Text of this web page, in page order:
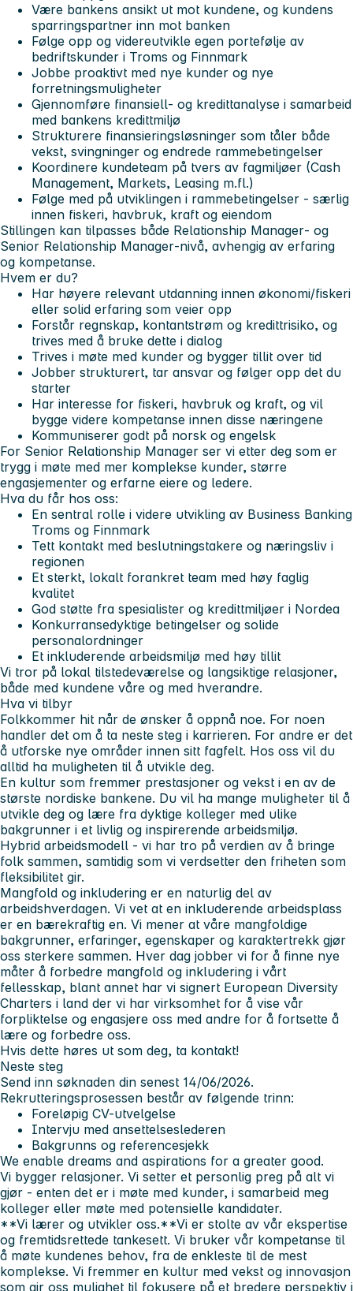
Være bankens ansikt ut mot kundene, og kundens
sparringspartner inn mot banken
Følge opp og videreutvikle egen portefølje av
bedriftskunder i Troms og Finnmark
Jobbe proaktivt med nye kunder og nye
forretningsmuligheter
Gjennomføre finansiell‑ og kredittanalyse i samarbeid
med bankens kredittmiljø
Strukturere finansieringsløsninger som tåler både
vekst, svingninger og endrede rammebetingelser
Koordinere kundeteam på tvers av fagmiljøer (Cash
Management, Markets, Leasing m.fl.)
Følge med på utviklingen i rammebetingelser - særlig
innen fiskeri, havbruk, kraft og eiendom
Stillingen kan tilpasses både Relationship Manager‑ og
Senior Relationship Manager‑nivå, avhengig av erfaring
og kompetanse.
Hvem er du?
Har høyere relevant utdanning innen økonomi/fiskeri
eller solid erfaring som veier opp
Forstår regnskap, kontantstrøm og kredittrisiko, og
trives med å bruke dette i dialog
Trives i møte med kunder og bygger tillit over tid
Jobber strukturert, tar ansvar og følger opp det du
starter
Har interesse for fiskeri, havbruk og kraft, og vil
bygge videre kompetanse innen disse næringene
Kommuniserer godt på norsk og engelsk
For Senior Relationship Manager ser vi etter deg som er
trygg i møte med mer komplekse kunder, større
engasjementer og erfarne eiere og ledere.
Hva du får hos oss:
En sentral rolle i videre utvikling av Business Banking
Troms og Finnmark
Tett kontakt med beslutningstakere og næringsliv i
regionen
Et sterkt, lokalt forankret team med høy faglig
kvalitet
God støtte fra spesialister og kredittmiljøer i Nordea
Konkurransedyktige betingelser og solide
personalordninger
Et inkluderende arbeidsmiljø med høy tillit
Vi tror på lokal tilstedeværelse og langsiktige relasjoner,
både med kundene våre og med hverandre.
Hva vi tilbyr
Folkkommer hit når de ønsker å oppnå noe. For noen
handler det om å ta neste steg i karrieren. For andre er det
å utforske nye områder innen sitt fagfelt. Hos oss vil du
alltid ha muligheten til å utvikle deg.
En kultur som fremmer prestasjoner og vekst i en av de
største nordiske bankene. Du vil ha mange muligheter til å
utvikle deg og lære fra dyktige kolleger med ulike
bakgrunner i et livlig og inspirerende arbeidsmiljø.
Hybrid arbeidsmodell - vi har tro på verdien av å bringe
folk sammen, samtidig som vi verdsetter den friheten som
fleksibilitet gir.
Mangfold og inkludering er en naturlig del av
arbeidshverdagen. Vi vet at en inkluderende arbeidsplass
er en bærekraftig en. Vi mener at våre mangfoldige
bakgrunner, erfaringer, egenskaper og karaktertrekk gjør
oss sterkere sammen. Hver dag jobber vi for å finne nye
måter å forbedre mangfold og inkludering i vårt
fellesskap, blant annet har vi signert European Diversity
Charters i land der vi har virksomhet for å vise vår
forpliktelse og engasjere oss med andre for å fortsette å
lære og forbedre oss.
Hvis dette høres ut som deg, ta kontakt!
Neste steg
Send inn søknaden din senest 14/06/2026.
Rekrutteringsprosessen består av følgende trinn:
Foreløpig CV-utvelgelse
Intervju med ansettelseslederen
Bakgrunns og referencesjekk
We enable dreams and aspirations for a greater good.
Vi bygger relasjoner. Vi setter et personlig preg på alt vi
gjør - enten det er i møte med kunder, i samarbeid meg
kolleger eller møte med potensielle kandidater.
**Vi lærer og utvikler oss.**Vi er stolte av vår ekspertise
og fremtidsrettede tankesett. Vi bruker vår kompetanse til
å møte kundenes behov, fra de enkleste til de mest
komplekse. Vi fremmer en kultur med vekst og innovasjon
som gir oss mulighet til fokusere på et bredere perspektiv i